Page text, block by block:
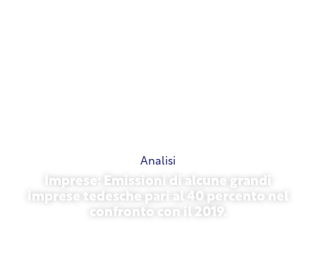
Analisi
Imprese: Emissioni di alcune grandi
imprese tedesche pari al 40 percento nel
confronto con il 2019.